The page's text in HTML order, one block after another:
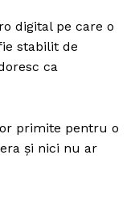
digital pe care o
stabilit de
ca
primite pentru o
și nici nu ar